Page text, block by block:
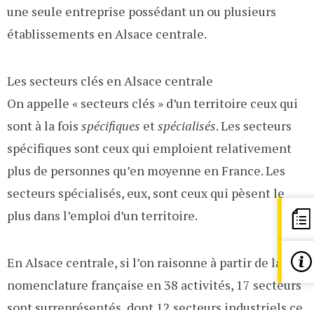
une seule entreprise possédant un ou plusieurs
établissements en Alsace centrale.
Les secteurs clés en Alsace centrale
On appelle « secteurs clés » d’un territoire ceux qui
sont à la fois spécifiques etspécialisés. Les secteurs
spécifiques sont ceux qui emploient relativement
plus de personnes qu’en moyenne en France. Les
secteurs spécialisés, eux, sont ceux qui pèsent le
plus dans l’emploi d’un territoire.
En Alsace centrale, si l’on raisonne à partir de la
nomenclature française en 38 activités, 17 secteurs